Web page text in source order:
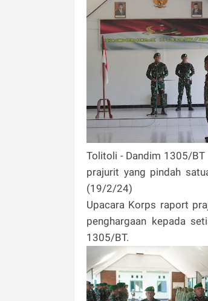
Tolitoli - Dandim 1305/BT
prajurit yang pindah
(19/2/24)
Upacara Korps raport
penghargaan kepada
1305/BT.